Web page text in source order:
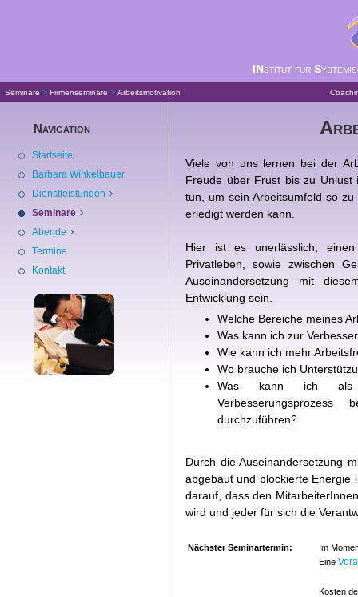
INstitut für S
Seminare > Firmenseminare > Arbeitsmotivation
Navigation
Startseite
Barbara Winkelbauer
Dienstleistungen
Seminare
Abende
Termine
Kontakt
Viele von uns lernen bei der
Freude über Frust bis zu
tun, um sein Arbeitsumfeld so
erledigt werden kann.
Hier ist es unerlässlich,
Privatleben, sowie zwischen
Auseinandersetzung mit
Entwicklung sein.
Welche Bereiche meines
Was kann ich zur
Wie kann ich mehr
Wo brauche ich
Was kann ich als
durchzuführen?
Durch die Auseinandersetzung
abgebaut und blockierte Energie
darauf, dass den
wird und jeder für sich die
Nächster Seminartermin:
Im
Eine
Kosten